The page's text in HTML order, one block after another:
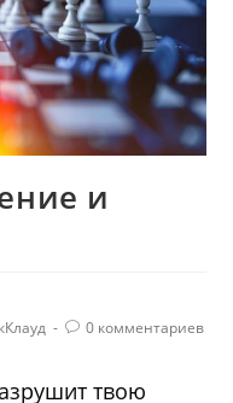
и
0 комментариев
твою